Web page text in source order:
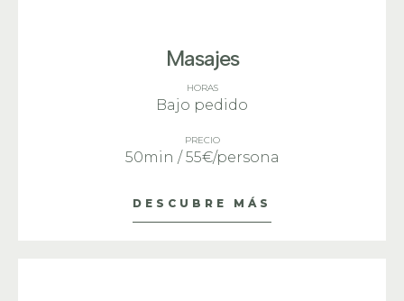
Masajes
HORAS
Bajo pedido
PRECIO
50min / 55€/persona
DESCUBRE MÁS